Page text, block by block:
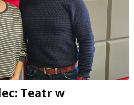
Teatr w